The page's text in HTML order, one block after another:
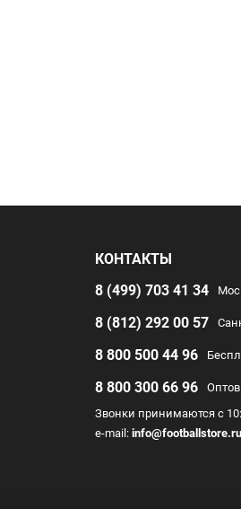
КОНТАКТЫ
8 (499) 703 41 34
8 (812) 292 00 57
8 800 500 44 96
8 800 300 66 96
Звонки принимаются с
e-mail: info@footballstore.ru